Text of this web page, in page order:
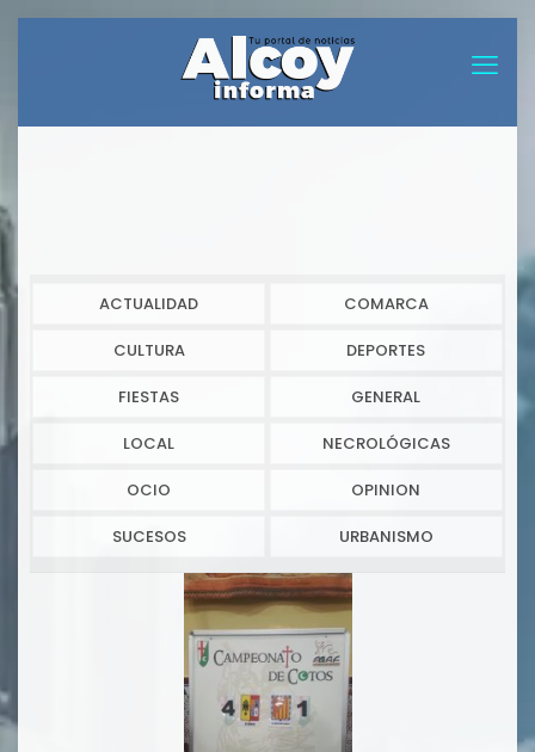
ACTUALIDAD COMARCA
CULTURA DEPORTES
FIESTAS GENERAL
LOCAL NECROLÓGICAS
OCIO OPINION
SUCESOS URBANISMO